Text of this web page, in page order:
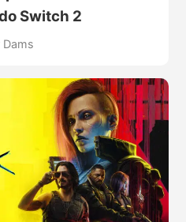
Switch 2
Dams